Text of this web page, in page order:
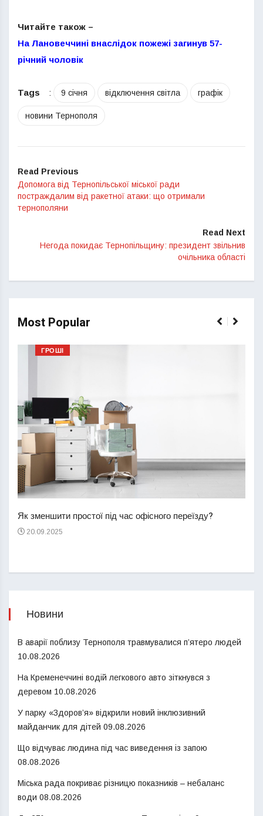
Читайте також –
На Лановеччині внаслідок пожежі загинув 57-
річний чоловік
Tags : 9 січня відключення світла графік
новини Тернополя
Read Previous
Допомога від Тернопільської міської ради
постраждалим від ракетної атаки: що отримали
тернополяни
Read Next
Негода покидає Тернопільщину: президент звільнив
очільника області
Most Popular
ГРОШІ
Як зменшити простої під час офісного переїзду?
20.09.2025
Новини
В аварії поблизу Тернополя травмувалися п’ятеро людей
10.08.2026
На Кременеччині водій легкового авто зіткнувся з
деревом 10.08.2026
У парку «Здоров’я» відкрили новий інклюзивний
майданчик для дітей 09.08.2026
Що відчуває людина під час виведення із запою
08.08.2026
Міська рада покриває різницю показників – небаланс
води 08.08.2026